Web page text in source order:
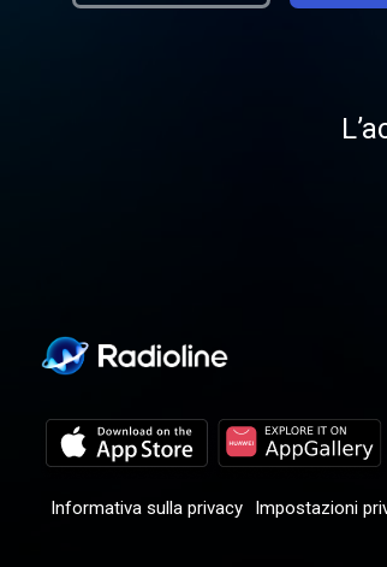
Informativa sulla privacy Impostazioni